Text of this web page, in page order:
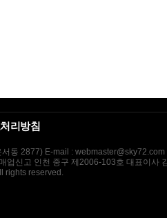
리방침
동 2877) E-mail : webmaster@sky72.com
업신고 인천 중구 제2006-103호 대표이사
rights reserved.